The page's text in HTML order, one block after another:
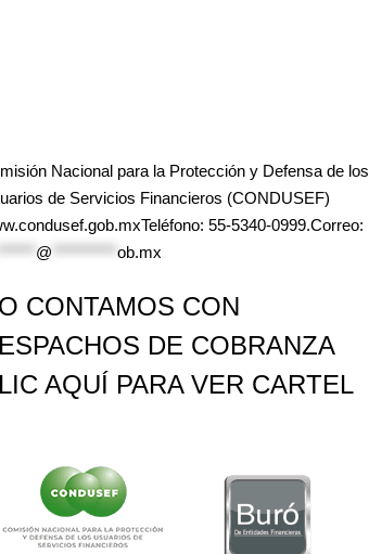
Nacional para la Protección y Defensa de los
de Servicios Financieros (CONDUSEF)
55-5340-0999.Correo:
@ ob.mx
CONTAMOS CON
DE COBRANZA
AQUÍ PARA VER CARTEL